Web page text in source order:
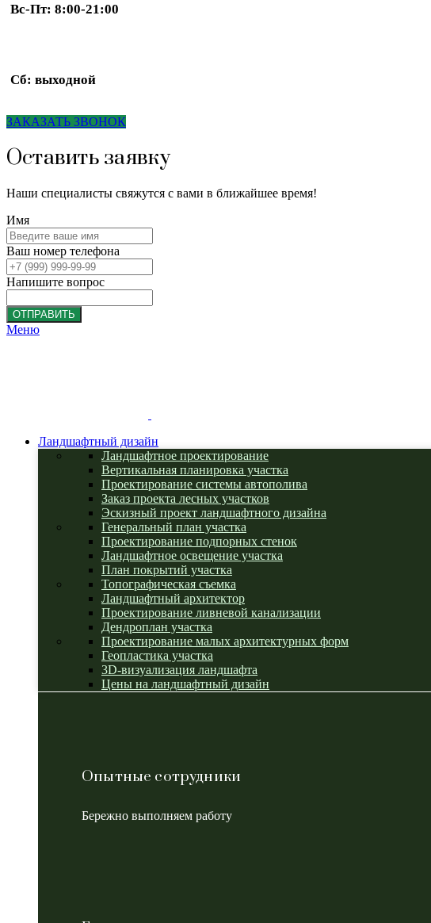
Вс-Пт: 8:00-21:00
Сб: выходной
ЗАКАЗАТЬ ЗВОНОК
Оставить заявку
Наши специалисты свяжутся с вами в ближайшее время!
Имя
Ваш номер телефона
Напишите вопрос
ОТПРАВИТЬ
Меню
Ландшафтный дизайн
Ландшафтное проектирование
Вертикальная планировка участка
Проектирование системы автополива
Заказ проекта лесных участков
Эскизный проект ландшафтного дизайна
Генеральный план участка
Проектирование подпорных стенок
Ландшафтное освещение участка
План покрытий участка
Топографическая съемка
Ландшафтный архитектор
Проектирование ливневой канализации
Дендроплан участка
Проектирование малых архитектурных форм
Геопластика участка
3D-визуализация ландшафта
Цены на ландшафтный дизайн
Опытные сотрудники
Бережно выполняем работу